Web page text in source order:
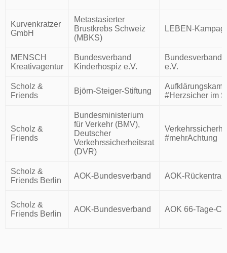
Kurvenkratzer
GmbH
Metastasierter
Brustkrebs Schweiz
(MBKS)
LEBEN-
MENSCH
Kreativagentur
Bundesverband
Kinderhospiz e.V.
Bundesverband
e.V.
Scholz &
Friends
Björn-Steiger-Stiftung
#Herzsicher im
Scholz &
Friends
Bundesministerium
für Verkehr (BMV),
Deutscher
Verkehrssicherheitsrat
(DVR)
#mehrAchtung
Scholz &
Friends Berlin
AOK-Bundesverband AOK-
Scholz &
Friends Berlin
AOK-Bundesverband AOK 66-Tage-